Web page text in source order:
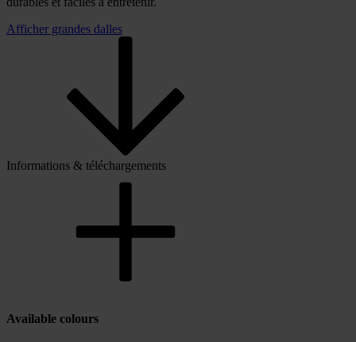
Afficher grandes dalles
Informations & téléchargements
Available colours